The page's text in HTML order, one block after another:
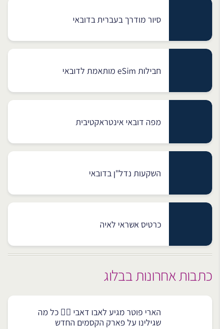
סיור מודרך בעברית בדובאי
חבילות eSim מותאמת לדובאי
מפה דובאי אינטראקטיבית
השקעות נדל"ן בדובאי
כרטיס אשראי לאיה
כתבות אחרונות בבלוג
הארי פוטר מגיע לאבו דאבי 🧙‍♂️ כל מה
שגילינו על פארק הקסמים החדש